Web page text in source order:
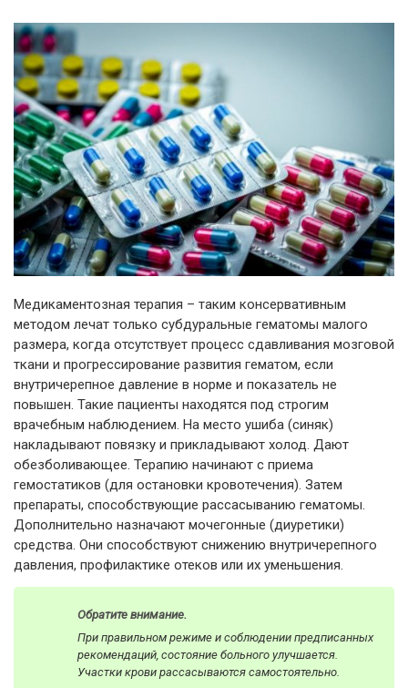
Медикаментозная терапия – таким консервативным
методом лечат только субдуральные гематомы малого
размера, когда отсутствует процесс сдавливания мозговой
ткани и прогрессирование развития гематом, если
внутричерепное давление в норме и показатель не
повышен. Такие пациенты находятся под строгим
врачебным наблюдением. На место ушиба (синяк)
накладывают повязку и прикладывают холод. Дают
обезболивающее. Терапию начинают с приема
гемостатиков (для остановки кровотечения). Затем
препараты, способствующие рассасыванию гематомы.
Дополнительно назначают мочегонные (диуретики)
средства. Они способствуют снижению внутричерепного
давления, профилактике отеков или их уменьшения.
Обратите внимание.
При правильном режиме и соблюдении предписанных
рекомендаций, состояние больного улучшается.
Участки крови рассасываются самостоятельно.